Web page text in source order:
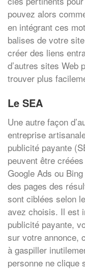
pouvez alors
en intégrant ces
balises de votre
créer des liens
d’autres sites Web
trouver plus
Le SEA
Une autre façon
entreprise
publicité payante
peuvent être
Google Ads ou
des pages des
sont ciblées selon
avez choisis. Il est
publicité payante,
sur votre annonce,
à gaspiller
personne ne clique